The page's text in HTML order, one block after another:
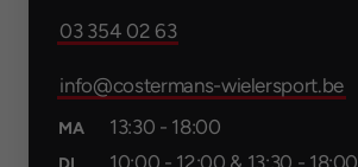
03 354 02 63
info@costermans-wielersport.be
MA 13:30 - 18:00
10:00 - 12:00 & 13:30 - 18:00